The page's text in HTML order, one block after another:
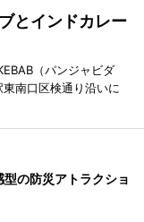
とインドカレー
（パンジャビダ
南口区検通り沿いに
の防災アトラクショ